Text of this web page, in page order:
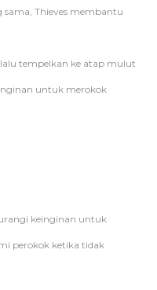
sama, Thieves membantu
lalu tempelkan ke atap mulut
untuk merokok
keinginan untuk
perokok ketika tidak